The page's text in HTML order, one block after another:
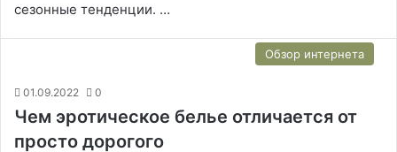
сезонные тенденции. …
Обзор интернета
01.09.2022 0
Чем эротическое белье отличается от
просто дорогого